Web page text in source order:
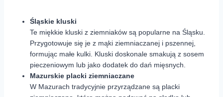
Śląskie kluski
Te miękkie kluski z ziemniaków są popularne na Śląsku.
Przygotowuje się je z mąki ziemniaczanej i pszennej,
formując małe kulki. Kluski doskonale smakują z sosem
pieczeniowym lub jako dodatek do dań mięsnych.
Mazurskie placki ziemniaczane
W Mazurach tradycyjnie przyrządzane są placki